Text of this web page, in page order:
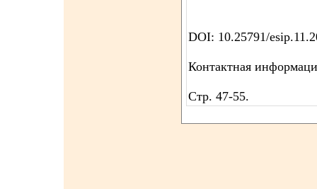
DOI: 10.25791/
Контактная
Стр. 47-55.